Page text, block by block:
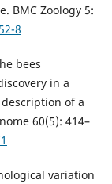
BMC Zoology 5:
8
bees
in a
of a
60(5): 414–
variation